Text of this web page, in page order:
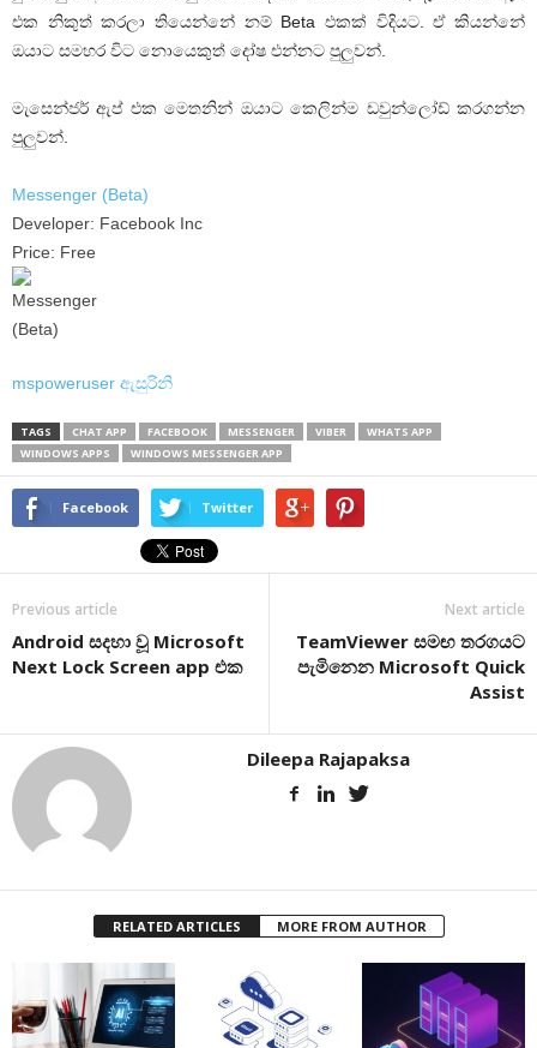
එක නිකුත් කරලා තියෙන්නේ නම් Beta එකක් විදියට. ඒ කියන්නේ
ඔයාට සමහර විට නොයෙකුත් දෝෂ එන්නට පුලුවන්.
මැසෙන්ජර් ඇප් එක මෙතනින් ඔයාට කෙලින්ම ඩවුන්ලෝඩ් කරගන්න
පුලුවන්.
Messenger (Beta)
Developer: Facebook Inc
Price: Free
mspoweruser ඇසුරිනි
TAGS CHAT APP FACEBOOK MESSENGER VIBER
WHATS APP
WINDOWS APPS
WINDOWS MESSENGER APP
Facebook Twitter
Previous article
Android සදහා වූ Microsoft
Next Lock Screen app එක
Next article
TeamViewer සමඟ තරගයට
පැමිනෙන Microsoft Quick
Assist
Dileepa Rajapaksa
RELATED ARTICLES MORE FROM AUTHOR